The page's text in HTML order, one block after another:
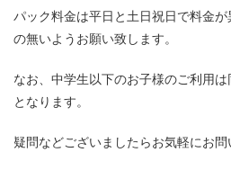
パック料金は平日と土日祝日で料金
の無いようお願い致します。
なお、中学生以下のお子様のご利用
となります。
疑問などございましたらお気軽にお問